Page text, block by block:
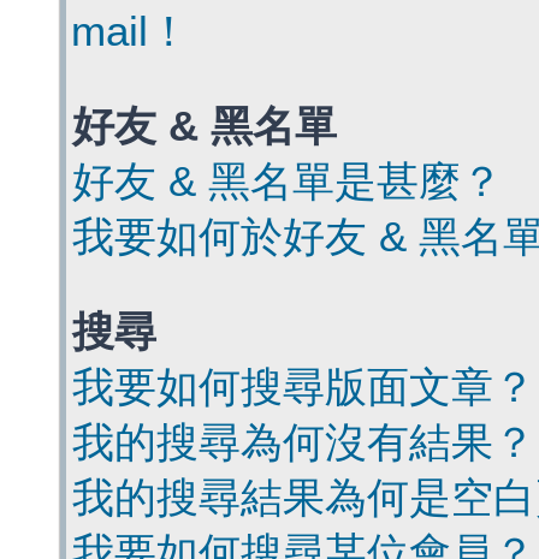
mail！
好友 & 黑名單
好友 & 黑名單是甚麼？
我要如何於好友 & 黑名
搜尋
我要如何搜尋版面文章？
我的搜尋為何沒有結果？
我的搜尋結果為何是空